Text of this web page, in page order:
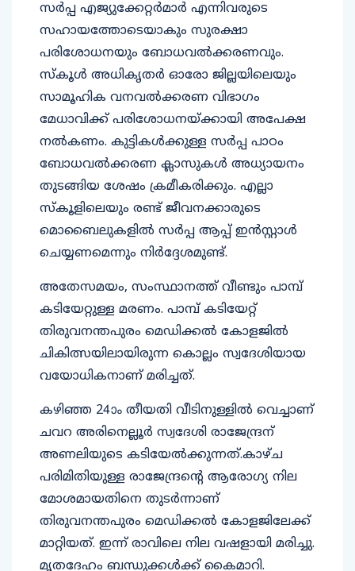
സര്‍പ്പ എജ്യുക്കേറ്റര്‍മാര്‍ എന്നിവരുടെ
സഹായത്തോടെയാകും സുരക്ഷാ
പരിശോധനയും ബോധവല്‍ക്കരണവും.
സ്‌കൂള്‍ അധികൃതര്‍ ഓരോ ജില്ലയിലെയും
സാമൂഹിക വനവല്‍ക്കരണ വിഭാഗം
മേധാവിക്ക് പരിശോധനയ്ക്കായി അപേക്ഷ
നല്‍കണം. കുട്ടികള്‍ക്കുള്ള സര്‍പ്പ പാഠം
ബോധവല്‍ക്കരണ ക്ലാസുകള്‍ അധ്യായനം
തുടങ്ങിയ ശേഷം ക്രമീകരിക്കും. എല്ലാ
സ്‌കൂളിലെയും രണ്ട് ജീവനക്കാരുടെ
മൊബൈലുകളില്‍ സര്‍പ്പ ആപ്പ് ഇന്‍സ്റ്റാള്‍
ചെയ്യണമെന്നും നിര്‍ദ്ദേശമുണ്ട്.
അതേസമയം, സംസ്ഥാനത്ത് വീണ്ടും പാമ്പ്
കടിയേറ്റുള്ള മരണം. പാമ്പ് കടിയേറ്റ്
തിരുവനന്തപുരം മെഡിക്കല്‍ കോളജില്‍
ചികിത്സയിലായിരുന്ന കൊല്ലം സ്വദേശിയായ
വയോധികനാണ് മരിച്ചത്.
കഴിഞ്ഞ 24ാം തീയതി വീടിനുള്ളില്‍ വെച്ചാണ്
ചവറ അരിനെല്ലൂര്‍ സ്വദേശി രാജേന്ദ്രന്
അണലിയുടെ കടിയേല്‍ക്കുന്നത്.കാഴ്ച
പരിമിതിയുള്ള രാജേന്ദ്രന്റെ ആരോഗ്യ നില
മോശമായതിനെ തുടര്‍ന്നാണ്
തിരുവനന്തപുരം മെഡിക്കല്‍ കോളജിലേക്ക്
മാറ്റിയത്. ഇന്ന് രാവിലെ നില വഷളായി മരിച്ചു.
മൃതദേഹം ബന്ധുക്കള്‍ക്ക് കൈമാറി.